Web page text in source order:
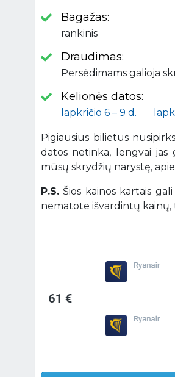
Bagažas:
rankinis
Draudimas:
Persėdimams galioja
Kelionės datos:
lapkričio 6 – 9 d.
Pigiausius bilietus
datos netinka, lengvai jas
mūsų skrydžių narystę,
P.S. Šios kainos kartais
nematote išvardintų kainų,